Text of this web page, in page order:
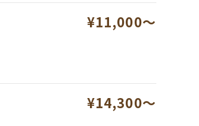
¥11,000～
¥14,300～